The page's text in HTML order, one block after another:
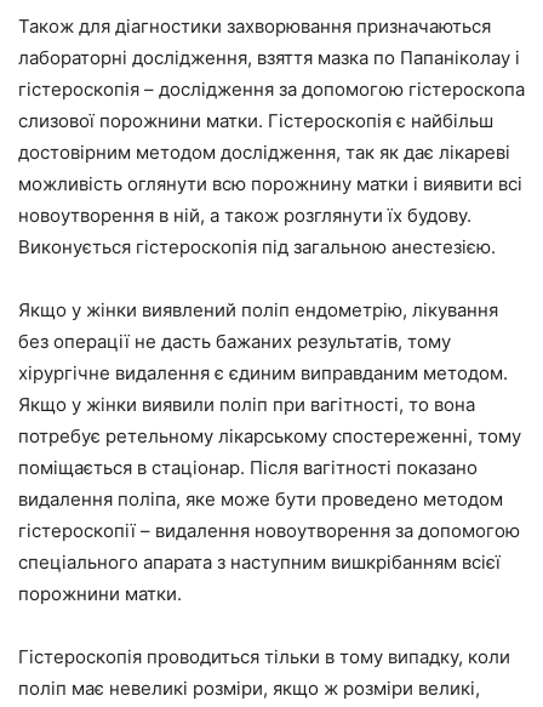
Також для діагностики захворювання призначаються
лабораторні дослідження, взяття мазка по Папаніколау і
гістероскопія – дослідження за допомогою гістероскопа
слизової порожнини матки. Гістероскопія є найбільш
достовірним методом дослідження, так як дає лікареві
можливість оглянути всю порожнину матки і виявити всі
новоутворення в ній, а також розглянути їх будову.
Виконується гістероскопія під загальною анестезією.
Якщо у жінки виявлений поліп ендометрію, лікування
без операції не дасть бажаних результатів, тому
хірургічне видалення є єдиним виправданим методом.
Якщо у жінки виявили поліп при вагітності, то вона
потребує ретельному лікарському спостереженні, тому
поміщається в стаціонар. Після вагітності показано
видалення поліпа, яке може бути проведено методом
гістероскопії – видалення новоутворення за допомогою
спеціального апарата з наступним вишкрібанням всієї
порожнини матки.
Гістероскопія проводиться тільки в тому випадку, коли
поліп має невеликі розміри, якщо ж розміри великі,